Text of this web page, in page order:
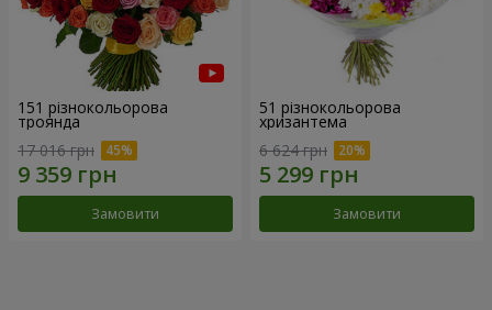
151 різнокольорова
троянда
17 016 грн
Замовити
51 різнокольорова
хризантема
6 624 грн
Замовити